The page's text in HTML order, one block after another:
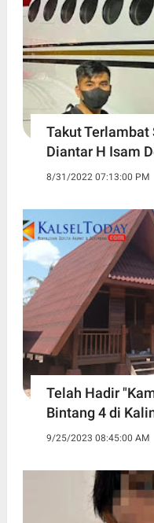
Takut Terlambat
Diantar H Isam
8/31/2022 07:13:00 PM
Telah Hadir
Bintang 4 di
9/25/2023 08:45:00 AM